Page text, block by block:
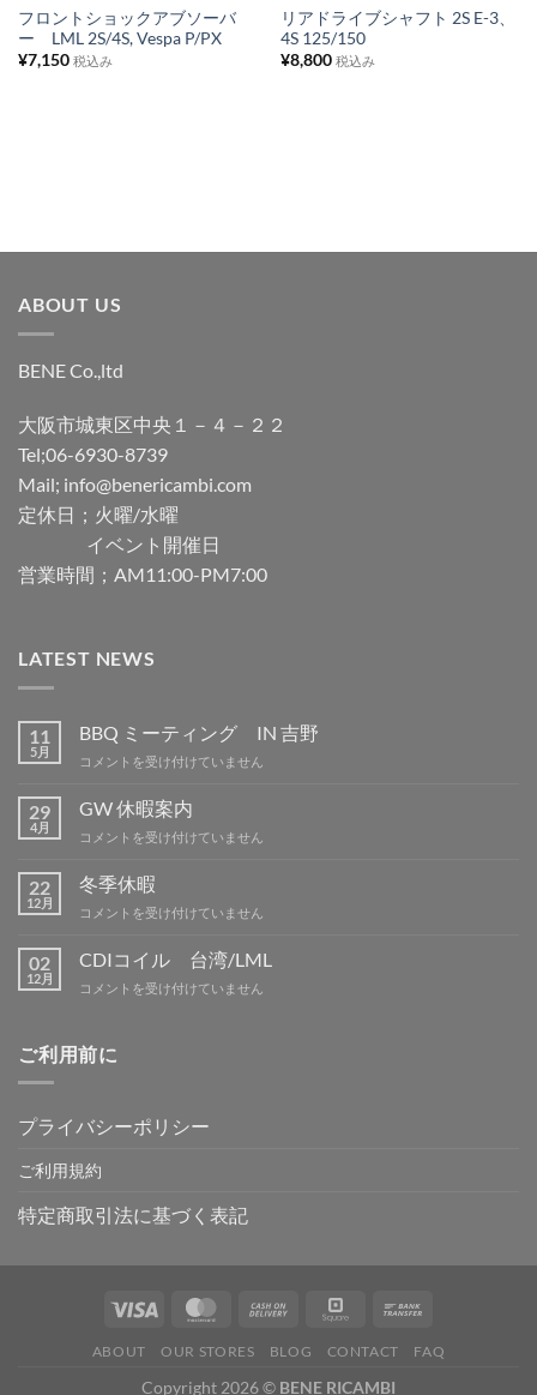
ト
フロントショックアブソーバ
ー LML 2S/4S, Vespa P/PX
¥7,150 税込み
ス
リアドライブシャフト 2S E-3、
4S 125/150
¥8,800 税込み
ABOUT US
BENE Co.,ltd
大阪市城東区中央１－４－２２
Tel;06-6930-8739
Mail; info@benericambi.com
定休日；火曜/水曜
イベント開催日
営業時間；AM11:00-PM7:00
LATEST NEWS
11
5月
BBQ ミーティング IN 吉野
BBQ
ー
テ
ィ
グ
吉
は
コメントを受け付けていません
29
4月
GW 休暇案内
GW
暇
案
内
コメントを受け付けていません
22
12月
冬季休暇
冬
休
暇
は
コメントを受け付けていません
02
12月
CDIコイル 台湾/LML
CDI
ル
台
コメントを受け付けていません
ご利用前に
プライバシーポリシー
ご利用規約
特定商取引法に基づく表記
ABOUT OUR STORES BLOG CONTACT FAQ
Copyright 2026 © BENE RICAMBI